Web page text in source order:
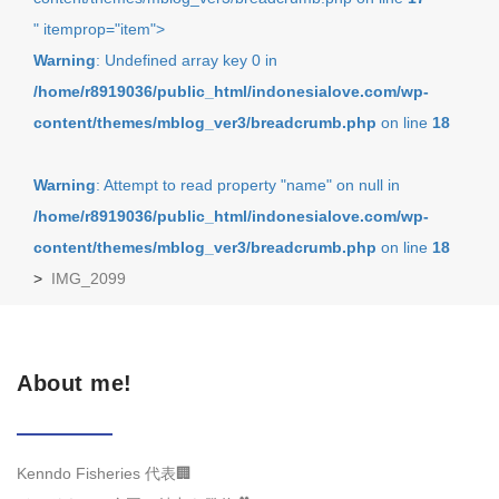
" itemprop="item">
Warning: Undefined array key 0 in
/home/r8919036/public_html/indonesialove.com/wp-
content/themes/mblog_ver3/breadcrumb.php on line 18
Warning: Attempt to read property "name" on null in
/home/r8919036/public_html/indonesialove.com/wp-
content/themes/mblog_ver3/breadcrumb.php on line 18
> IMG_2099
About me!
Kenndo Fisheries 代表🏢